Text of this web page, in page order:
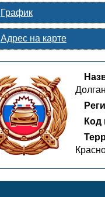
График
Адрес на карте
Код